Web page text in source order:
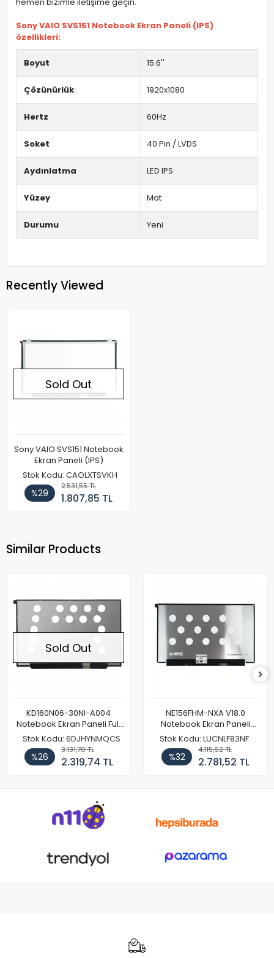
Sony VAIO SVS151 Notebook Ekran Paneli (IPS)
özellikleri:
Boyut 15.6''
Çözünürlük 1920x1080
Hertz 60Hz
Soket 40 Pin / LVDS
Aydınlatma LED IPS
Yüzey Mat
Durumu Yeni
Recently Viewed
Sold Out
Sony VAIO SVS151 Notebook
Ekran Paneli (IPS)
Stok Kodu: CAOLXTSVKH
%29
2.531,55 TL
1.807,85 TL
Similar Products
Sold Out
KD160N06-30NI-A004
Notebook Ekran Paneli Full
HD
Stok Kodu: 6DJHYNMQCS
%26
3.131,70 TL
2.319,74 TL
NE156FHM-NXA V18.0
Notebook Ekran Paneli
144Hz
Stok Kodu: LUCNLF83NF
%32
4.115,62 TL
2.781,52 TL